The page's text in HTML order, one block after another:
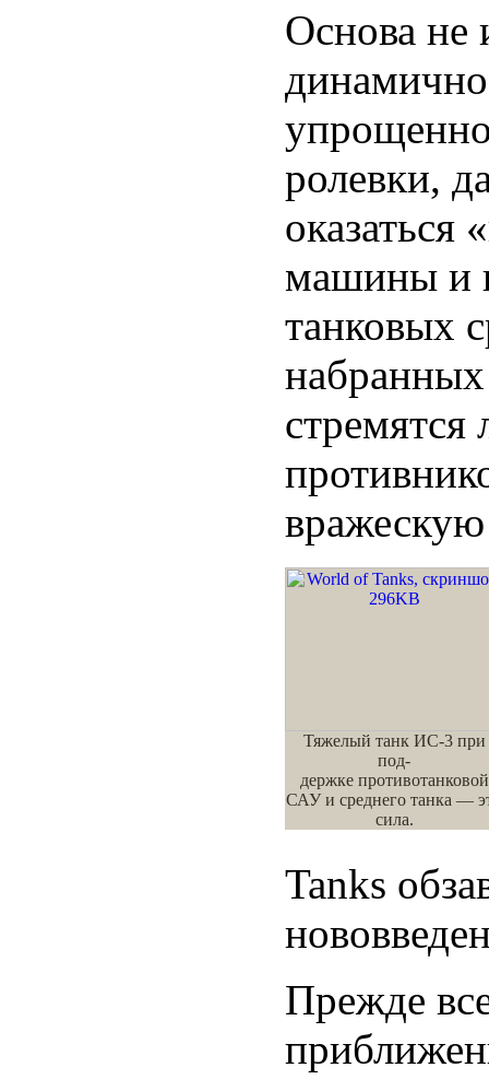
Основа не
ролевки,
оказаться
машины и
танковых
набранных
стремятся
вражескую
Тяжелый танк ИС-3 при
под-
держке противотанковой
САУ и среднего танка —
сила.
Tanks
Прежде